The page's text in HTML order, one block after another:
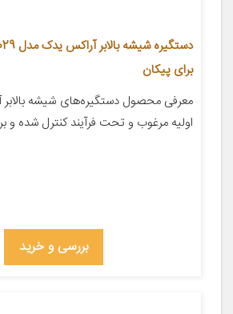
برای پیکان
معرفی محصول دستگیره‌های شیشه بالابر
اولیه مرغوب و تحت فرآیند کنترل شده و
بررسی و خرید